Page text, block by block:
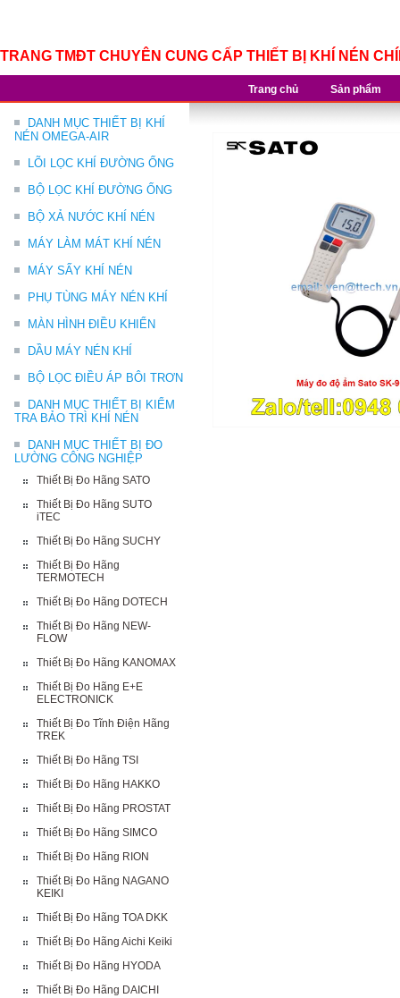
TRANG TMĐT CHUYÊN CUNG CẤP THIẾT BỊ KHÍ NÉN
Trang chủ Sản phẩm
DANH MỤC THIẾT BỊ KHÍ
NÉN OMEGA-AIR
LÕI LỌC KHÍ ĐƯỜNG ỐNG
BỘ LỌC KHÍ ĐƯỜNG ỐNG
BỘ XẢ NƯỚC KHÍ NÉN
MÁY LÀM MÁT KHÍ NÉN
MÁY SẤY KHÍ NÉN
PHỤ TÙNG MÁY NÉN KHÍ
MÀN HÌNH ĐIỀU KHIỂN
DẦU MÁY NÉN KHÍ
BỘ LỌC ĐIỀU ÁP BÔI TRƠN
DANH MỤC THIẾT BỊ KIỂM
TRA BẢO TRÌ KHÍ NÉN
DANH MỤC THIẾT BỊ ĐO
LƯỜNG CÔNG NGHIỆP
Thiết Bị Đo Hãng SATO
Thiết Bị Đo Hãng SUTO
iTEC
Thiết Bị Đo Hãng SUCHY
Thiết Bị Đo Hãng
TERMOTECH
Thiết Bị Đo Hãng DOTECH
Thiết Bị Đo Hãng NEW-
FLOW
Thiết Bị Đo Hãng KANOMAX
Thiết Bị Đo Hãng E+E
ELECTRONICK
Thiết Bị Đo Tĩnh Điện Hãng
TREK
Thiết Bị Đo Hãng TSI
Thiết Bị Đo Hãng HAKKO
Thiết Bị Đo Hãng PROSTAT
Thiết Bị Đo Hãng SIMCO
Thiết Bị Đo Hãng RION
Thiết Bị Đo Hãng NAGANO
KEIKI
Thiết Bị Đo Hãng TOA DKK
Thiết Bị Đo Hãng Aichi Keiki
Thiết Bị Đo Hãng HYODA
Thiết Bị Đo Hãng DAICHI